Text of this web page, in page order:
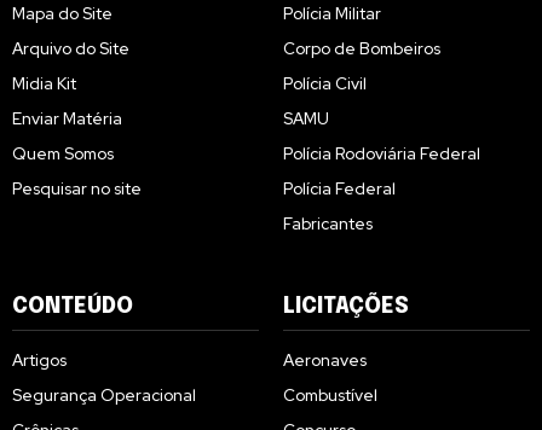
Mapa do Site
Arquivo do Site
Midia Kit
Enviar Matéria
Quem Somos
Pesquisar no site
Polícia Militar
Corpo de Bombeiros
Polícia Civil
SAMU
Polícia Rodoviária Federal
Polícia Federal
Fabricantes
CONTEÚDO
Artigos
Segurança Operacional
LICITAÇÕES
Aeronaves
Combustível